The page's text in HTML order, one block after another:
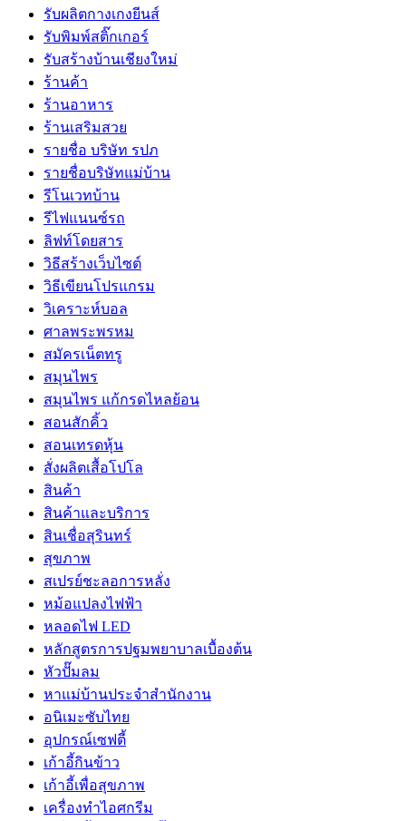
รับผลิตกางเกงยีนส์
รับพิมพ์สติ๊กเกอร์
รับสร้างบ้านเชียงใหม่
ร้านค้า
ร้านอาหาร
ร้านเสริมสวย
รายชื่อ บริษัท รปภ
รายชื่อบริษัทแม่บ้าน
รีโนเวทบ้าน
รีไฟแนนซ์รถ
ลิฟท์โดยสาร
วิธีสร้างเว็บไซต์
วิธีเขียนโปรแกรม
วิเคราะห์บอล
ศาลพระพรหม
สมัครเน็ตทรู
สมุนไพร
สมุนไพร แก้กรดไหลย้อน
สอนสักคิ้ว
สอนเทรดหุ้น
สั่งผลิตเสื้อโปโล
สินค้า
สินค้าและบริการ
สินเชื่อสุรินทร์
สุขภาพ
สเปรย์ชะลอการหลั่ง
หม้อแปลงไฟฟ้า
หลอดไฟ LED
หลักสูตรการปฐมพยาบาลเบื้องต้น
หัวปั๊มลม
หาแม่บ้านประจำสำนักงาน
อนิเมะซับไทย
อุปกรณ์เซฟตี้
เก้าอี้กินข้าว
เก้าอี้เพื่อสุขภาพ
เครื่องทำไอศกรีม